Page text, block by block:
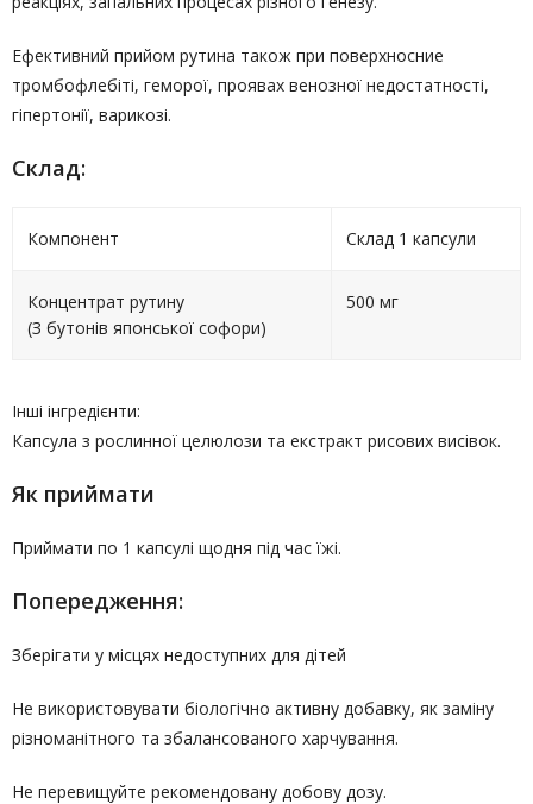
Ефективний прийом рутина також при поверхносние
тромбофлебіті, геморої, проявах венозної недостатності,
гіпертонії, варикозі.
Склад:
Компонент Склад 1 капсули
Концентрат рутину
(З бутонів японської софори)
500 мг
Інші інгредієнти:
Капсула з рослинної целюлози та екстракт рисових висівок.
Як приймати
Приймати по 1 капсулі щодня під час їжі.
Попередження:
Зберігати у місцях недоступних для дітей
Не використовувати біологічно активну добавку, як заміну
різноманітного та збалансованого харчування.
Не перевищуйте рекомендовану добову дозу.